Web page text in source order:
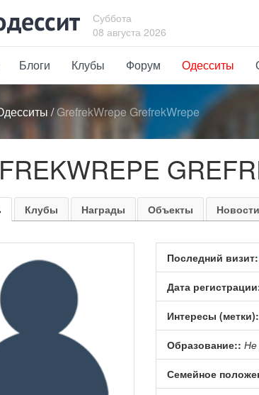
Суббота
08 августа 2026
Блоги Клубы Форум Одесситы
/GrefrekWrepe GrefrekWrepe
Клубы Награды Объекты Новости
Последний визит:
Дата
Интересы (метки):
Образование:: Не
Семейное